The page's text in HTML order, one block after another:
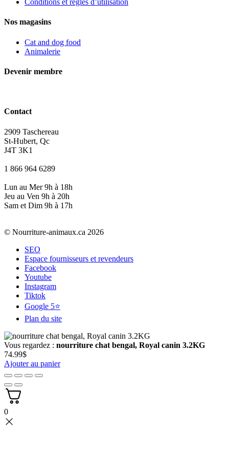
Conditions et règles d’utilisation
Nos magasins
Cat and dog food
Animalerie
Devenir membre
Contact
2909 Taschereau
St-Hubert, Qc
J4T 3K1
1 866 964 6289
Lun au Mer 9h à 18h
Jeu au Ven 9h à 20h
Sam et Dim 9h à 17h
© Nourriture-animaux.ca 2026
SEO
Espace fournisseurs et revendeurs
Facebook
Youtube
Instagram
Tiktok
Google 5⭐
Plan du site
Vous regardez : nourriture chat bengal, Royal canin 3.2KG
74.99$
Ajouter au panier
0